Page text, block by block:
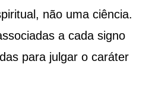
não uma ciência.
a cada signo
para julgar o caráter